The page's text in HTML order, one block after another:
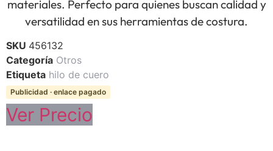
materiales. Perfecto para quienes buscan calidad y
versatilidad en sus herramientas de costura.
SKU 456132
Categoría Otros
Etiqueta hilo de cuero
Publicidad · enlace pagado
Ver Precio